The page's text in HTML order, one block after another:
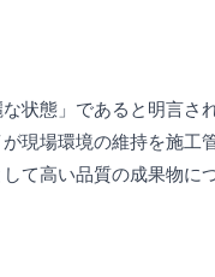
状態」であると明言さ
現場環境の維持を施工
て高い品質の成果物に